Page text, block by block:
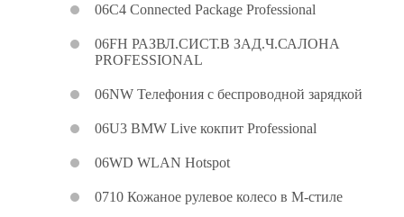
06C4 Connected Package Professional
06FH РАЗВЛ.СИСТ.В ЗАД.Ч.САЛОНА
PROFESSIONAL
06NW Телефония с беспроводной зарядкой
06U3 BMW Live кокпит Professional
06WD WLAN Hotspot
0710 Кожаное рулевое колесо в M-стиле